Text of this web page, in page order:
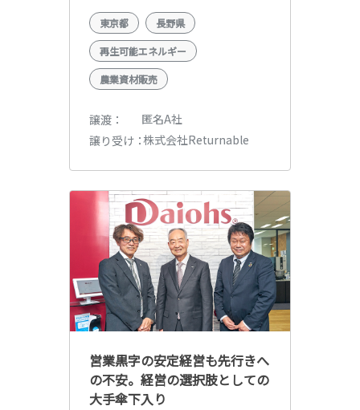
東京都 長野県
再生可能エネルギー
農業資材販売
譲渡
匿名A社
譲り受け 株式会社Returnable
営業黒字の安定経営も先行きへ
の不安。経営の選択肢としての
大手傘下入り